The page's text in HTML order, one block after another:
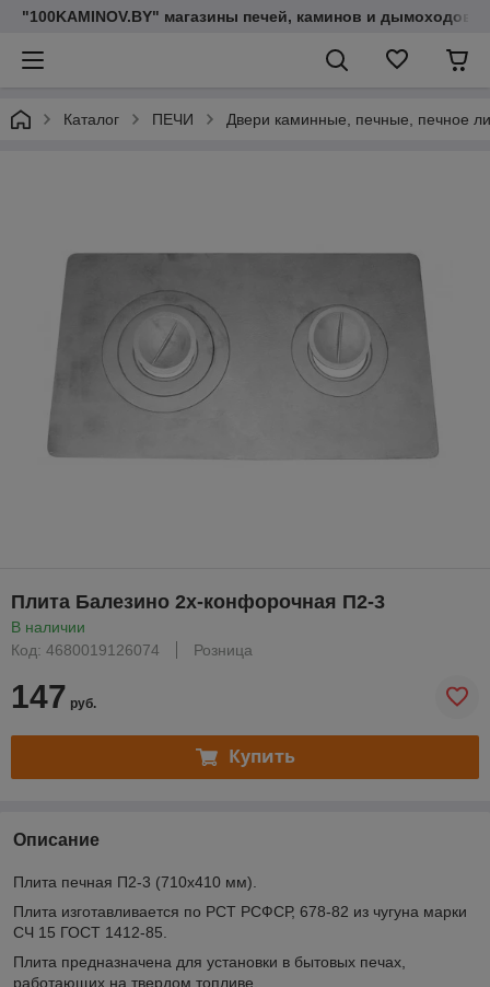
"100KAMINOV.BY" магазины печей, каминов и дымоходов
Каталог ПЕЧИ Двери каминные, печные, печное
Плита Балезино 2х-конфорочная П2-3
В наличии
Код: 4680019126074
Розница
147 руб.
Купить
Описание
Плита печная П2-3 (710х410 мм).
Плита изготавливается по РСТ РСФСР, 678-82 из чугуна марки
СЧ 15 ГОСТ 1412-85.
Плита предназначена для установки в бытовых печах,
работающих на твердом топливе.